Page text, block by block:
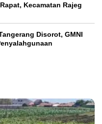
Kecamatan Rajeg
Disorot, GMNI